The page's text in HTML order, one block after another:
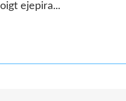
ejepira...